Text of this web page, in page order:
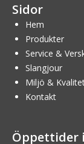
Sidor
Hem
Produkter
Service &
Slangjour
Miljö &
Kontakt
Öppettider